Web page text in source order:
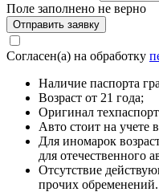
Поле заполнено не верно
Отправить заявку
Согласен(а) на обработку
Наличие паспорта
Возраст от 21 года;
Оригинал
Авто стоит на
Для иномарок
для отечественного
Отсутствие
прочих обременений.